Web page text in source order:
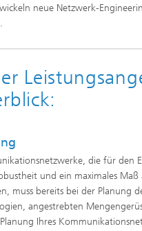
neue Netzwerk-
die für den
und ein maximales
muss bereits bei der Planung
angestrebten
Ihres